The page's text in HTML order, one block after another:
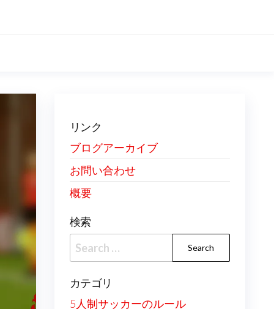
リンク
ブログアーカイブ
お問い合わせ
概要
検索
Search
for:
カテゴリ
5人制サッカーのルール